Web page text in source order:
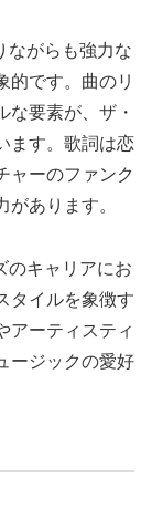
ながらも強力な
的です。曲のリ
な要素が、ザ・
ます。歌詞は恋
ャーのファンク
あります。
のキャリアにお
タイルを象徴す
アーティスティ
ージックの愛好